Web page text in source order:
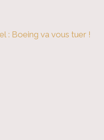
: Boeing va vous tuer !